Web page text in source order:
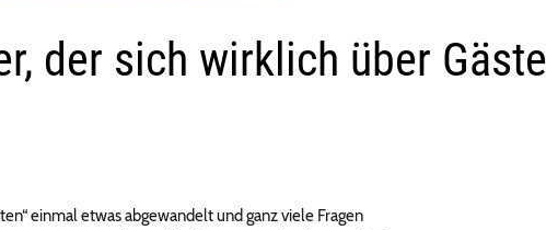
der sich wirklich über Gäste
einmal etwas abgewandelt und ganz viele Fragen